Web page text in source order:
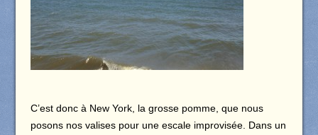
C’est donc à New York, la grosse pomme, que nous
posons nos valises pour une escale improvisée. Dans un